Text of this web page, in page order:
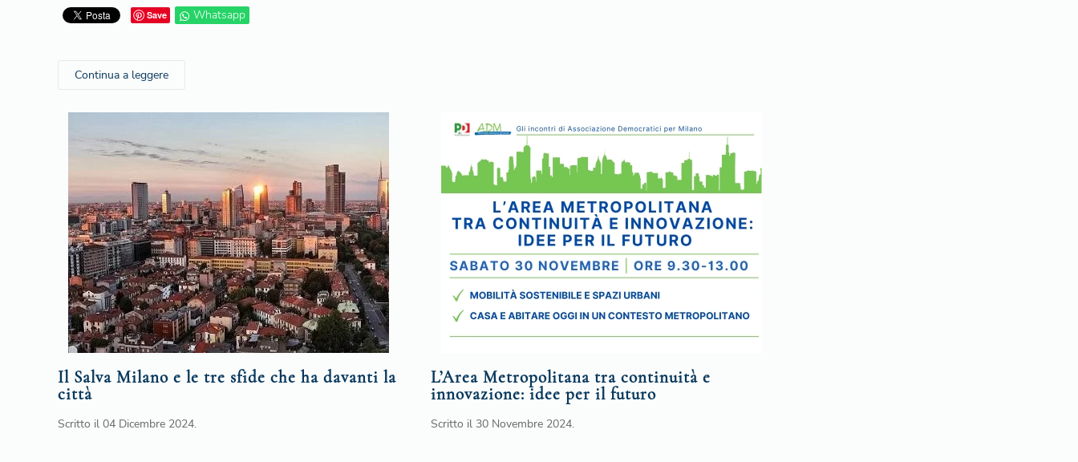
Save Whatsapp
Continua a leggere
Il Salva Milano e le tre sfide che ha davanti la
città
Scritto il 04 Dicembre 2024.
L’Area Metropolitana tra continuità e
innovazione: idee per il futuro
Scritto il 30 Novembre 2024.